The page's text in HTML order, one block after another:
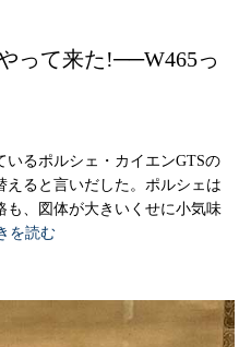
って来た!──W465っ
いるポルシェ・カイエンGTSの
ると言いだした。ポルシェは
も、図体が大きいくせに小気味
を読む